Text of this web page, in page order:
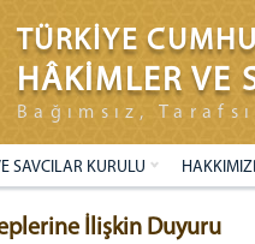
TÜRKİYE
HÂKİMLER VE
Bağımsız,
SAVCILAR KURULU
İlişkin Duyuru